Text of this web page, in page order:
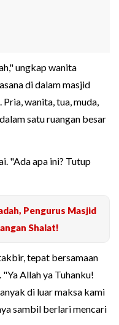
ungkap wanita
di dalam masjid
wanita, tua, muda,
satu ruangan besar
"Ada apa ini? Tutup
Pengurus Masjid
Shalat!
tepat bersamaan
Allah ya Tuhanku!
di luar maksa kami
sambil berlari mencari